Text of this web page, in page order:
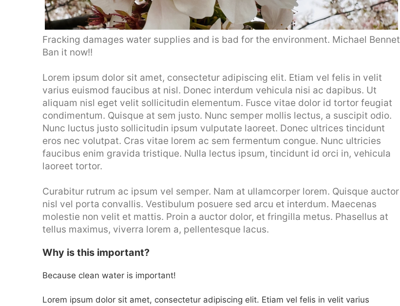
Fracking damages water supplies and is bad for the environment. Michael Bennet
Ban it now!!
Lorem ipsum dolor sit amet, consectetur adipiscing elit. Etiam vel felis in velit
varius euismod faucibus at nisl. Donec interdum vehicula nisi ac dapibus. Ut
aliquam nisl eget velit sollicitudin elementum. Fusce vitae dolor id tortor feugiat
condimentum. Quisque at sem justo. Nunc semper mollis lectus, a suscipit odio.
Nunc luctus justo sollicitudin ipsum vulputate laoreet. Donec ultrices tincidunt
eros nec volutpat. Cras vitae lorem ac sem fermentum congue. Nunc ultricies
faucibus enim gravida tristique. Nulla lectus ipsum, tincidunt id orci in, vehicula
laoreet tortor.
Curabitur rutrum ac ipsum vel semper. Nam at ullamcorper lorem. Quisque auctor
nisl vel porta convallis. Vestibulum posuere sed arcu et interdum. Maecenas
molestie non velit et mattis. Proin a auctor dolor, et fringilla metus. Phasellus at
tellus maximus, viverra lorem a, pellentesque lacus.
Why is this important?
Because clean water is important!
Lorem ipsum dolor sit amet, consectetur adipiscing elit. Etiam vel felis in velit varius